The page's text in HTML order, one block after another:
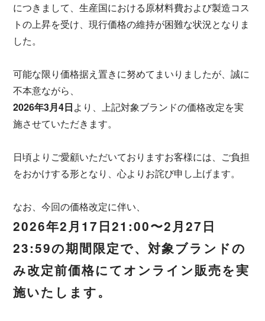
につきまして、生産国における原材料費および製造コス
トの上昇を受け、現行価格の維持が困難な状況となりま
した。
可能な限り価格据え置きに努めてまいりましたが、誠に
不本意ながら、
2026年3月4日より、上記対象ブランドの価格改定を実
施させていただきます。
日頃よりご愛顧いただいておりますお客様には、ご負担
をおかけする形となり、心よりお詫び申し上げます。
なお、今回の価格改定に伴い、
2026年2月17日21:00〜2月27日
23:59の期間限定で、対象ブランドの
み改定前価格にてオンライン販売を実
施いたします。